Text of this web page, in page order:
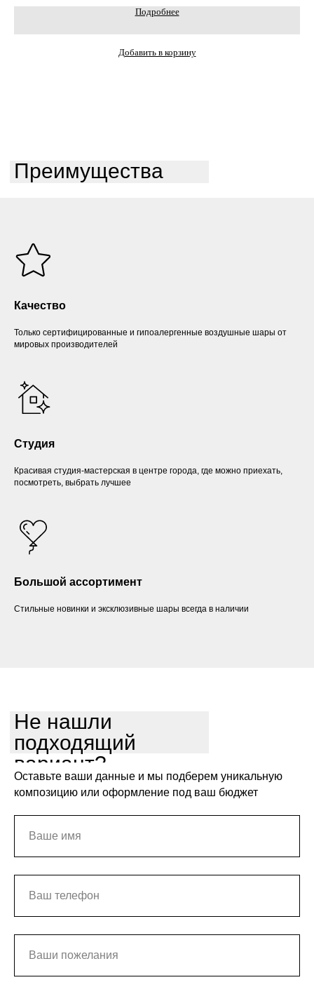
Подробнее
Добавить в корзину
Преимущества
Качество
Только сертифицированные и гипоалергенные воздушные шары от
мировых производителей
Студия
Красивая студия-мастерская в центре города, где можно приехать,
посмотреть, выбрать лучшее
Большой ассортимент
Стильные новинки и эксклюзивные шары всегда в наличии
Не нашли
подходящий
вариант?
Оставьте ваши данные и мы подберем уникальную
композицию или оформление под ваш бюджет